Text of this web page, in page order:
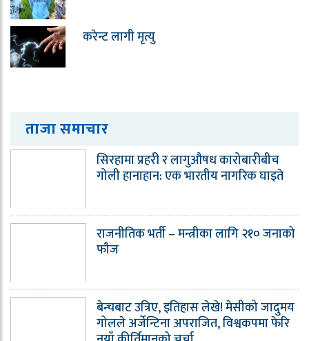
करेन्ट लागी मृत्यु
ताजा समाचार
सिरहामा प्रहरी र लागुऔषध कारोबारीबीच
गोली हानाहान: एक भारतीय नागरिक घाइते
राजनीतिक भर्ती – मन्त्रीका लागि २१० जनाको
फौज
बेन्चबाट उत्रिए, इतिहास लेखे! मेसीको जादुमय
गोलले अर्जेन्टिना अपराजित, विश्वकपमा फेरि